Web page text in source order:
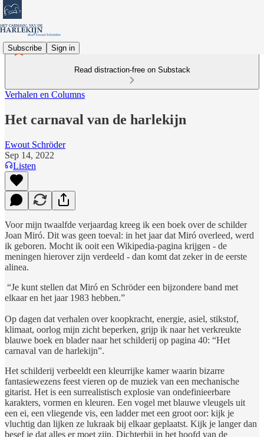
Subscribe Sign in
Read distraction-free on Substack
Verhalen en Columns
Het carnaval van de harlekijn
Ewout Schröder
Sep 14, 2022
Listen
Voor mijn twaalfde verjaardag kreeg ik een boek over de schilder
Joan Miró. Dit was geen toeval: in het jaar dat Miró overleed, werd
ik geboren. Mocht ik ooit een Wikipedia-pagina krijgen - de
meningen hierover zijn verdeeld - dan komt dat zeker in de eerste
alinea.
“Je kunt stellen dat Miró en Schröder een bijzondere band met
elkaar en het jaar 1983 hebben.”
Op dagen dat verhalen over koopkracht, energie, asiel, stikstof,
klimaat, oorlog mijn zicht beperken, grijp ik naar het verkreukte
blauwe boek en blader naar het schilderij op pagina 40: “Het
carnaval van de harlekijn”.
Het schilderij verbeeldt een kleurrijke kamer waarin bizarre
fantasiewezens feest vieren op de muziek van een mechanische
gitarist. Het is een surrealistisch explosie van ondefinieerbare
karakters, vormen en kleuren. Een vogel met blauwe vleugels uit
een ei, een vliegende vis, een ladder met een groot oor: kijk je
vluchtig dan lijken ze lukraak bij elkaar geplaatst. Kijk je langer dan
besef je dat alles er moet zijn. Dichterbij in het hoofd van de